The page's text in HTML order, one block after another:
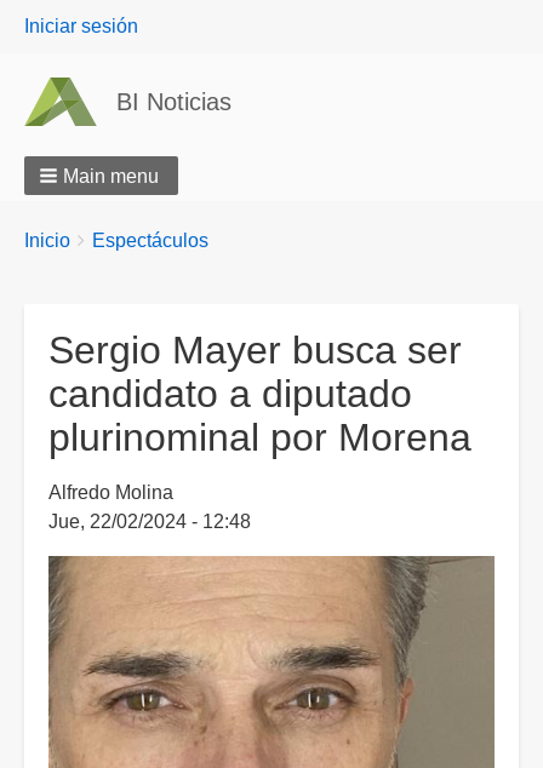
User
Iniciar sesión
BI Noticias
Main menu
Breadcrumbs
You
Inicio Espectáculos
Sergio Mayer busca ser
candidato a diputado
plurinominal por Morena
Alfredo Molina
Jue, 22/02/2024 - 12:48